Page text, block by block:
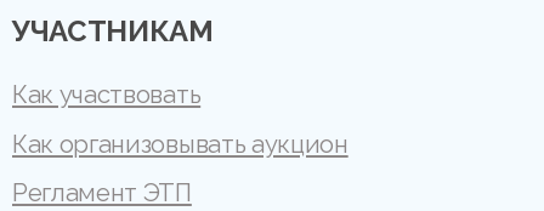
УЧАСТНИКАМ
Как участвовать
Как организовывать аукцион
Регламент ЭТП